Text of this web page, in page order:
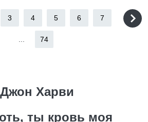
3 4 5 6 7
74
Джон Харви
ты кровь моя